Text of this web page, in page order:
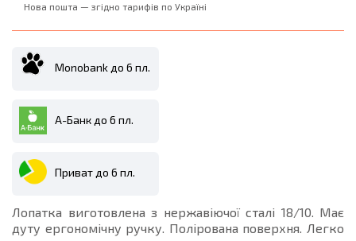
Нова пошта — згідно тарифів по Україні
Monobank до 6 пл.
А-Банк до 6 пл.
Приват до 6 пл.
Лопатка виготовлена з нержавіючої сталі 18/10. Має
дуту ергономічну ручку. Полірована поверхня. Легко